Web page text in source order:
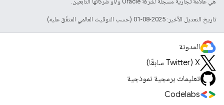
تاريخ التعديل الأخير: 2025-08-01 (حسب التوقيت العالمي المتفَّق عليه)
المدونة
‫X ‏(Twitter سابقًا)
تعليمات برمجية نموذجية
Codelabs